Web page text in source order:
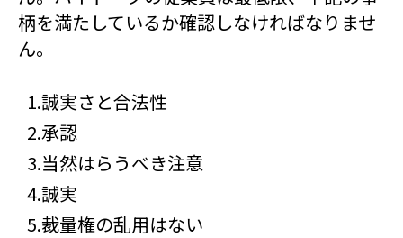
柄を満たしているか確認しなければなりませ
ん。
1.誠実さと合法性
2.承認
3.当然はらうべき注意
4.誠実
5.裁量権の乱用はない